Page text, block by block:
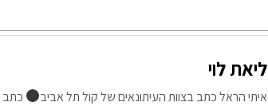
ליאת לוי
איתי הראל כתב בצוות העיתונאים של קול תל אביב
כתב